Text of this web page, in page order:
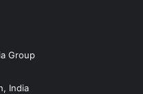
Group
India